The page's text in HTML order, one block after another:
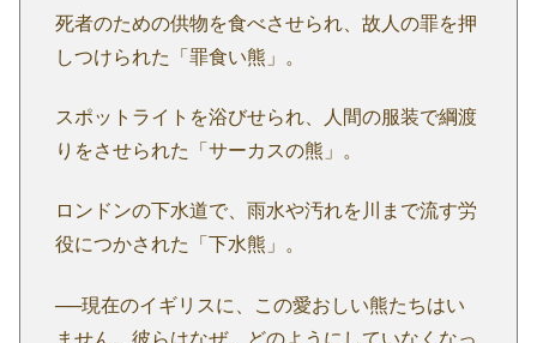
死者のための供物を食べさせられ、故人の罪を押
しつけられた「罪食い熊」。
スポットライトを浴びせられ、人間の服装で綱渡
りをさせられた「サーカスの熊」。
ロンドンの下水道で、雨水や汚れを川まで流す労
役につかされた「下水熊」。
──現在のイギリスに、この愛おしい熊たちはい
ません。彼らはなぜ、どのようにしていなくなっ